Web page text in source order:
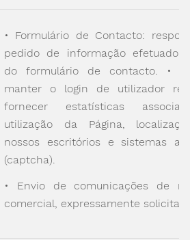
• Formulário de Contacto:
pedido de informação efetuado
do formulário de contacto. •
manter o login de utilizador
fornecer estatísticas
utilização da Página,
nossos escritórios e sistemas
(captcha).
• Envio de comunicações de
comercial, expressamente